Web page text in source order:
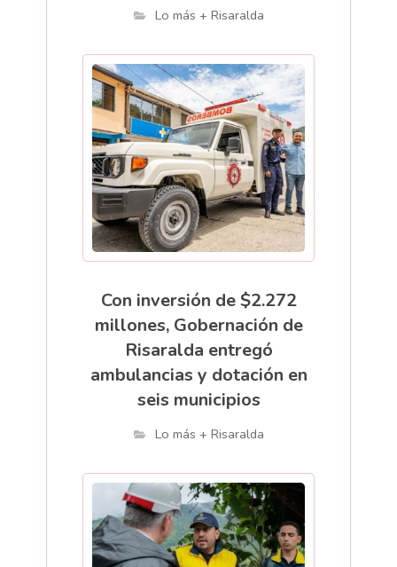
Lo más + Risaralda
Con inversión de $2.272
millones, Gobernación de
Risaralda entregó
ambulancias y dotación en
seis municipios
Lo más + Risaralda